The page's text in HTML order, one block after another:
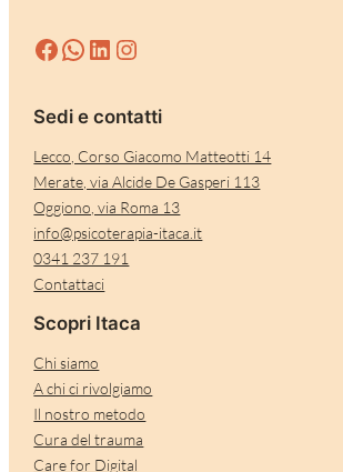
Facebook WhatsApp LinkedIn Instagram
Sedi e contatti
Lecco, Corso Giacomo Matteotti 14
Merate, via Alcide De Gasperi 113
Oggiono, via Roma 13
info@psicoterapia-itaca.it
0341 237 191
Contattaci
Scopri Itaca
Chi siamo
A chi ci rivolgiamo
Il nostro metodo
Cura del trauma
Care for Digital